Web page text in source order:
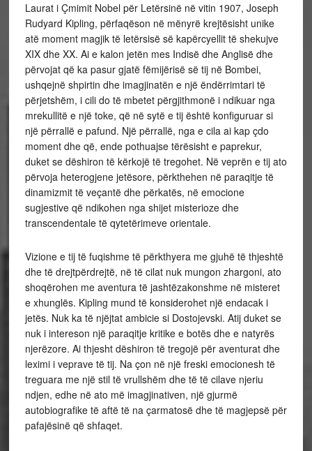
Laurat i Çmimit Nobel për Letërsinë në vitin 1907, Joseph
Rudyard Kipling, përfaqëson në mënyrë krejtësisht unike
atë moment magjik të letërsisë së kapërcyellit të shekujve
XIX dhe XX. Ai e kalon jetën mes Indisë dhe Anglisë dhe
përvojat që ka pasur gjatë fëmijërisë së tij në Bombei,
ushqejnë shpirtin dhe imagjinatën e një ëndërrimtari të
përjetshëm, i cili do të mbetet përgjithmonë i ndikuar nga
mrekullitë e një toke, që në sytë e tij është konfiguruar si
një përrallë e pafund. Një përrallë, nga e cila ai kap çdo
moment dhe që, ende pothuajse tërësisht e paprekur,
duket se dëshiron të kërkojë të tregohet. Në veprën e tij ato
përvoja heterogjene jetësore, përkthehen në paraqitje të
dinamizmit të veçantë dhe përkatës, në emocione
sugjestive që ndikohen nga shijet misterioze dhe
transcendentale të qytetërimeve orientale.
Vizione e tij të fuqishme të përkthyera me gjuhë të thjeshtë
dhe të drejtpërdrejtë, në të cilat nuk mungon zhargoni, ato
shoqërohen me aventura të jashtëzakonshme në misteret
e xhunglës. Kipling mund të konsiderohet një endacak i
jetës. Nuk ka të njëjtat ambicie si Dostojevski. Atij duket se
nuk i intereson një paraqitje kritike e botës dhe e natyrës
njerëzore. Ai thjesht dëshiron të tregojë për aventurat dhe
leximi i veprave të tij. Na çon në një freski emocionesh të
treguara me një stil të vrullshëm dhe të të cilave njeriu
ndjen, edhe në ato më imagjinativen, një gjurmë
autobiografike të aftë të na çarmatosë dhe të magjepsë për
pafajësinë që shfaqet.